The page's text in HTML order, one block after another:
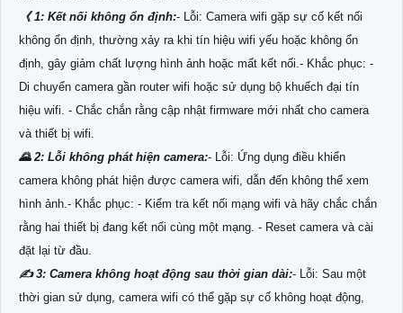
《 1: Kết nối không ổn định:- Lỗi: Camera wifi gặp sự cố kết nối
không ổn định, thường xảy ra khi tín hiệu wifi yếu hoặc không ổn
định, gây giảm chất lượng hình ảnh hoặc mất kết nối.- Khắc phục: -
Di chuyển camera gần router wifi hoặc sử dụng bộ khuếch đại tín
hiệu wifi. - Chắc chắn rằng cập nhật firmware mới nhất cho camera
và thiết bị wifi.
🌄 2: Lỗi không phát hiện camera:- Lỗi: Ứng dụng điều khiển
camera không phát hiện được camera wifi, dẫn đến không thể xem
hình ảnh.- Khắc phục: - Kiểm tra kết nối mạng wifi và hãy chắc chắn
rằng hai thiết bị đang kết nối cùng một mạng. - Reset camera và cài
đặt lại từ đầu.
✍️ 3: Camera không hoạt động sau thời gian dài:- Lỗi: Sau một
thời gian sử dụng, camera wifi có thể gặp sự cố không hoạt động,